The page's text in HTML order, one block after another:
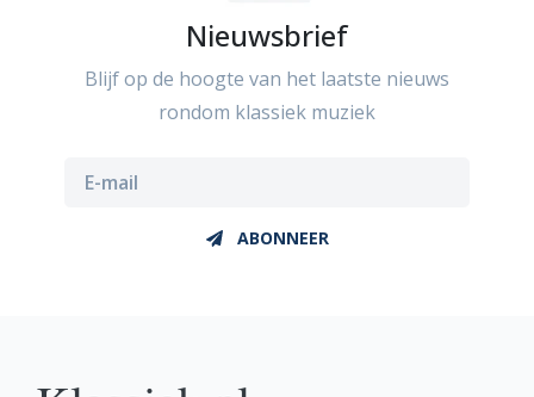
Nieuwsbrief
Blijf op de hoogte van het laatste nieuws
rondom klassiek muziek
ABONNEER